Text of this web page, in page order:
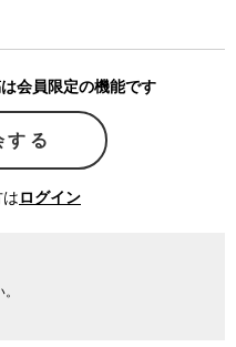
れた新興宗教だった。麻原と
しい修行とその修行がもたら
示す。
っかけとしては、日常への
や将来への不安感などが多か
た人々に達成感や満足感を与
い気持ちで麻原の書籍を読ん
うした実体験に根ざした教え
言う。
し、特に出家制度を取り入れ
会員限定の機能です
する
ログイン